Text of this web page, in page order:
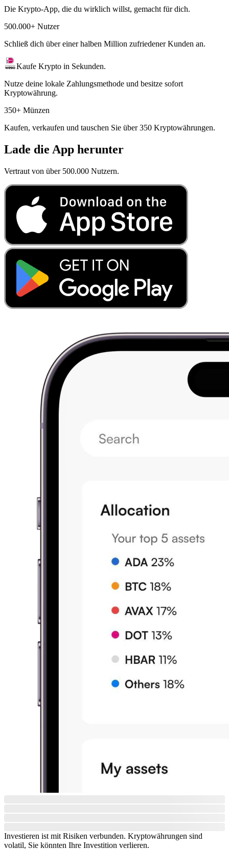
Die Krypto-App, die du wirklich willst, gemacht für dich.
500.000+ Nutzer
Schließ dich über einer halben Million zufriedener Kunden an.
Kaufe Krypto in Sekunden.
Nutze deine lokale Zahlungsmethode und besitze sofort
Kryptowährung.
350+ Münzen
Kaufen, verkaufen und tauschen Sie über 350 Kryptowährungen.
Lade die App herunter
Vertraut von über 500.000 Nutzern.
Investieren ist mit Risiken verbunden. Kryptowährungen sind
volatil, Sie könnten Ihre Investition verlieren.